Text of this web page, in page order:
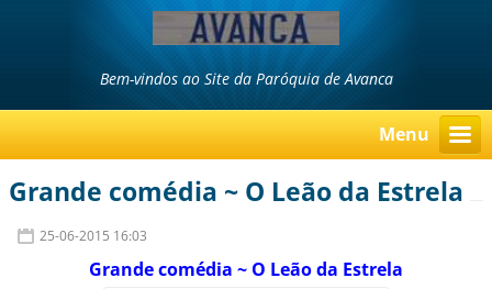
Bem-vindos ao Site da Paróquia de Avanca
Menu
Grande comédia ~ O Leão da Estrela
25-06-2015 16:03
Grande comédia ~ O Leão da Estrela